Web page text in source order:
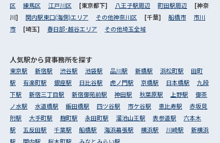
区
練馬区 江戸川区 [東京都下] 八王子駅周辺 町田駅周辺
[神奈
川] 関内駅東口(海側)エリア その他神奈川区 [千葉] 船橋市
市川
市
[埼玉] 春日部･越谷エリア その他埼玉全域
人気駅から貸事務所を探す
東京駅 新宿駅 渋谷駅 池袋駅 品川駅 新橋駅 浜松町駅
田町
駅
有楽町駅 銀座駅 日比谷駅 虎ノ門駅 京橋駅 日本橋駅
九段
下駅
新宿三丁目駅 新宿御苑前駅 神田駅 秋葉原駅 上野駅
御茶
ノ水駅
水道橋駅 飯田橋駅 四ツ谷駅 市ケ谷駅 恵比寿駅
赤坂見
附駅
大手町駅 麹町駅 永田町駅 溜池山王駅 表参道駅
六本木
駅
五反田駅 千葉駅 船橋駅 海浜幕張駅 横浜駅 川崎駅
新横浜
駅
関内駅 桜木町駅 みなとみらい駅